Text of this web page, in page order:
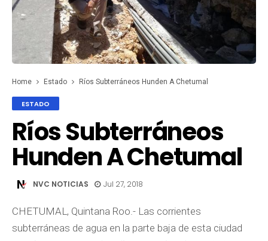
Home Estado Ríos Subterráneos Hunden A Chetumal
ESTADO
Ríos Subterráneos
Hunden A Chetumal
NVC NOTICIAS Jul 27, 2018
CHETUMAL, Quintana Roo.- Las corrientes
subterráneas de agua en la parte baja de esta ciudad